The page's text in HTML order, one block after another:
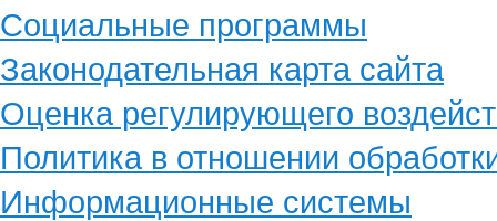
Социальные программы
Законодательная карта сайта
Оценка регулирующего
Политика в отношении
Информационные системы